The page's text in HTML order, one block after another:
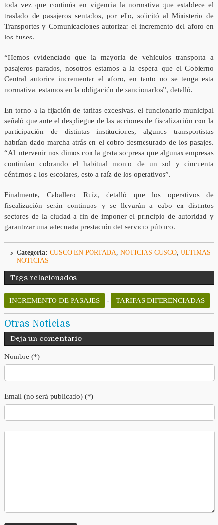
toda vez que continúa en vigencia la normativa que establece el
traslado de pasajeros sentados, por ello, solicitó al Ministerio de
Transportes y Comunicaciones autorizar el incremento del aforo en
los buses.
“Hemos evidenciado que la mayoría de vehículos transporta a
pasajeros parados, nosotros estamos a la espera que el Gobierno
Central autorice incrementar el aforo, en tanto no se tenga esta
normativa, estamos en la obligación de sancionarlos”, detalló.
En torno a la fijación de tarifas excesivas, el funcionario municipal
señaló que ante el despliegue de las acciones de fiscalización con la
participación de distintas instituciones, algunos transportistas
habrían dado marcha atrás en el cobro desmesurado de los pasajes.
“Al intervenir nos dimos con la grata sorpresa que algunas empresas
continúan cobrando el habitual monto de un sol y cincuenta
céntimos a los escolares, esto a raíz de los operativos”.
Finalmente, Caballero Ruíz, detalló que los operativos de
fiscalización serán continuos y se llevarán a cabo en distintos
sectores de la ciudad a fin de imponer el principio de autoridad y
garantizar una adecuada prestación del servicio público.
Categoría: CUSCO EN PORTADA, NOTICIAS CUSCO, ULTIMAS
NOTICIAS
Tags relacionados
INCREMENTO DE PASAJES - TARIFAS DIFERENCIADAS
Otras Noticias
Deja un comentario
Nombre (*)
Email (no será publicado) (*)